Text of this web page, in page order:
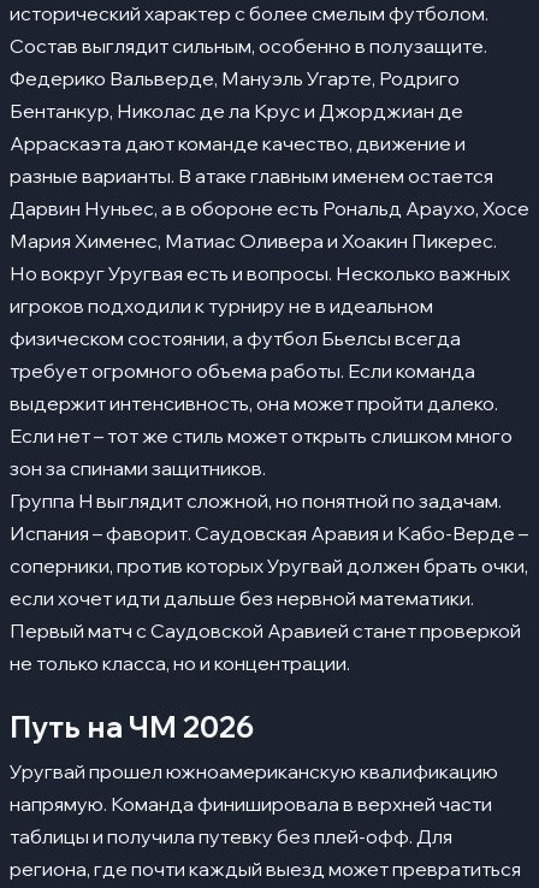
Серхио Рочет
Сильные стороны
07 Слабые стороны
08 Группа и соперники
История выступлений на ЧМ
10 Прогноз на турнир
исторический характер с более смелым футболом.
Состав выглядит сильным, особенно в полузащите.
Федерико Вальверде, Мануэль Угарте, Родриго
Бентанкур, Николас де ла Крус и Джорджиан де
Арраскаэта дают команде качество, движение и
разные варианты. В атаке главным именем остается
Дарвин Нуньес, а в обороне есть Рональд Араухо, Хосе
Мария Хименес, Матиас Оливера и Хоакин Пикерес.
Но вокруг Уругвая есть и вопросы. Несколько важных
игроков подходили к турниру не в идеальном
физическом состоянии, а футбол Бьелсы всегда
требует огромного объема работы. Если команда
выдержит интенсивность, она может пройти далеко.
Если нет – тот же стиль может открыть слишком много
зон за спинами защитников.
Группа H выглядит сложной, но понятной по задачам.
Испания – фаворит. Саудовская Аравия и Кабо-Верде –
соперники, против которых Уругвай должен брать очки,
если хочет идти дальше без нервной математики.
Первый матч с Саудовской Аравией станет проверкой
не только класса, но и концентрации.
Путь на ЧМ 2026
Уругвай прошел южноамериканскую квалификацию
напрямую. Команда финишировала в верхней части
таблицы и получила путевку без плей-офф. Для
региона, где почти каждый выезд может превратиться